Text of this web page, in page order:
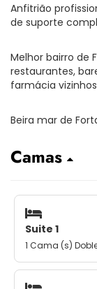
Anfitrião
de suporte
Melhor bairro de
restaurantes,
farmácia
Beira mar de
Camas
Suite 1
1 Cama (s)